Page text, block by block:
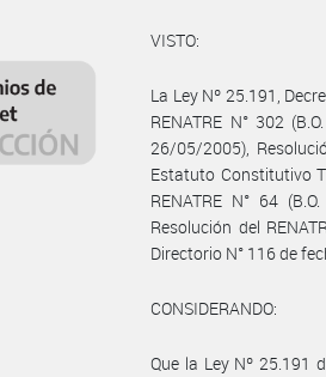
VISTO:
La Ley Nº 25.191,
RENATRE N° 302
26/05/2005),
Estatuto Constitutivo
RENATRE N° 64
Resolución del
Directorio N° 116 de
CONSIDERANDO:
Que la Ley Nº 25.191